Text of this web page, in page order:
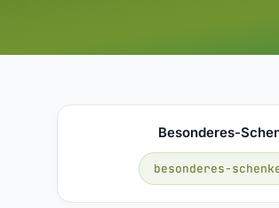
Besonderes-
besonderes-